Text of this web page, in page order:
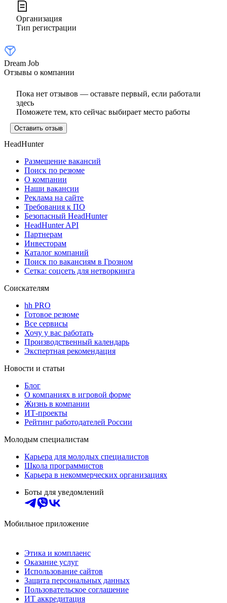
Организация
Тип регистрации
Dream Job
Отзывы о компании
Пока нет отзывов — оставьте первый, если работали
здесь
Поможете тем, кто сейчас выбирает место работы
Оставить отзыв
HeadHunter
Размещение вакансий
Поиск по резюме
О компании
Наши вакансии
Реклама на сайте
Требования к ПО
Безопасный HeadHunter
HeadHunter API
Партнерам
Инвесторам
Каталог компаний
Поиск по вакансиям в Грозном
Сетка: соцсеть для нетворкинга
Соискателям
hh PRO
Готовое резюме
Все сервисы
Хочу у вас работать
Производственный календарь
Экспертная рекомендация
Новости и статьи
Блог
О компаниях в игровой форме
Жизнь в компании
ИТ-проекты
Рейтинг работодателей России
Молодым специалистам
Карьера для молодых специалистов
Школа программистов
Карьера в некоммерческих организациях
Боты для уведомлений
Мобильное приложение
Этика и комплаенс
Оказание услуг
Использование сайтов
Защита персональных данных
Пользовательское соглашение
ИТ аккредитация